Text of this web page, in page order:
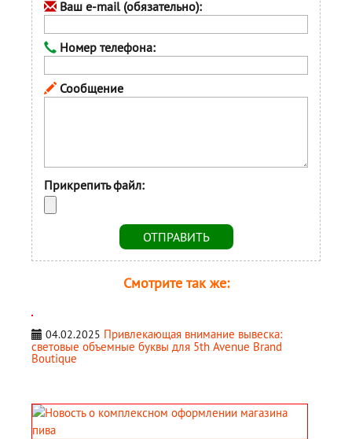
Ваш e-mail (обязательно):
Номер телефона:
Сообщение
Прикрепить файл:
Смотрите так же:
04.02.2025 Привлекающая внимание вывеска:
световые объемные буквы для 5th Avenue Brand
Boutique